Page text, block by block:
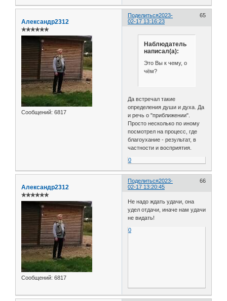
Поделиться 65
2023-
02-17 13:16:23
Александр2312
✯✯✯✯✯✯
Сообщений: 6817
Наблюдатель
написал(а):
Это Вы к чему, о
чём?
Да встречал такие
определения души и духа. Да
и речь о "приближении".
Просто несколько по иному
посмотрел на процесс, где
благоухание - результат, в
частности и восприятия.
0
Поделиться 66
2023-
02-17 13:20:45
Александр2312
✯✯✯✯✯✯
Сообщений: 6817
Не надо ждать удачи, она
удел отдачи, иначе нам удачи
не видать!
0